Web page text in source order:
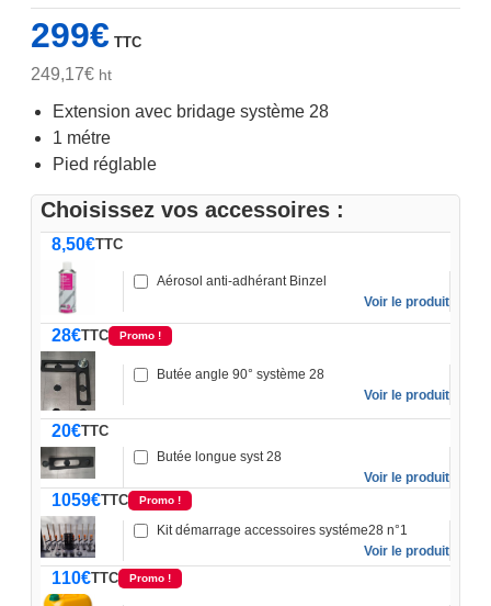
299€ TTC
249,17€ht
Extension avec bridage système 28
1 métre
Pied réglable
Choisissez vos accessoires :
Aérosol anti-adhérant Binzel
Voir le produit
8,50€TTC
Butée angle 90° système 28
Voir le produit
28€TTC Promo !
Butée longue syst 28
Voir le produit
20€TTC
Kit démarrage accessoires systéme28 n°1
Voir le produit
1059€TTC Promo !
110€TTC Promo !